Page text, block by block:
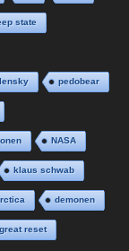
state
pedobear
NASA
klaus schwab
demonen
reset